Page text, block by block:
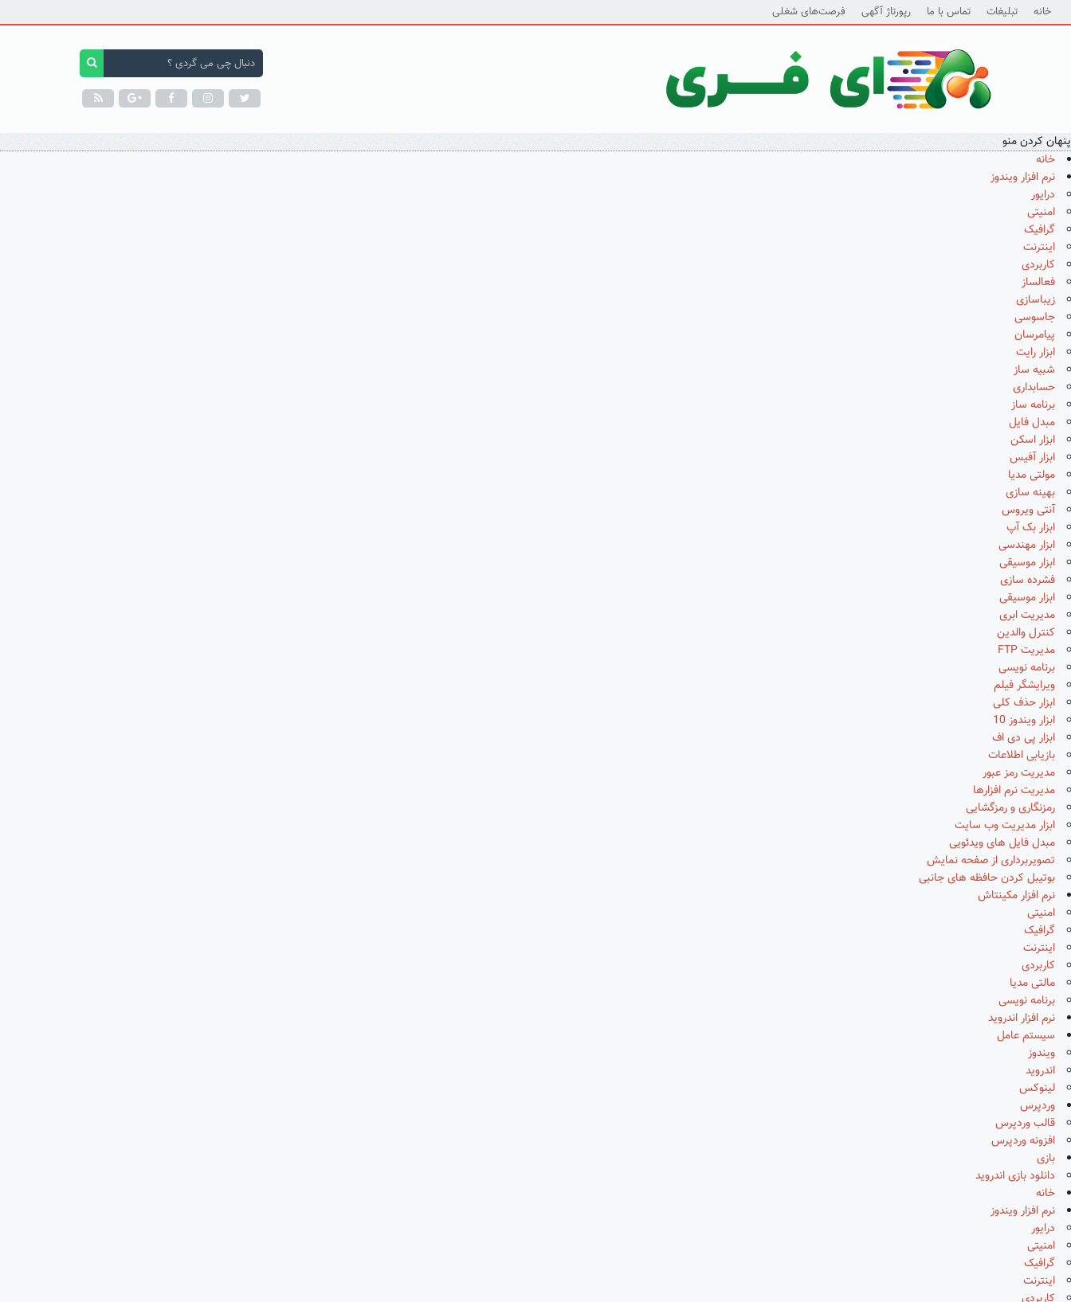
خانه تبلیغات تماس با ما رپورتاژ آگهی فرصت‌های شغلی
پنهان کردن منو
خانه
نرم افزار ویندوز
درایور
امنیتی
گرافیک
اینترنت
کاربردی
فعالساز
زیباسازی
جاسوسی
پیامرسان
ابزار رایت
شبیه ساز
حسابداری
برنامه ساز
مبدل فایل
ابزار اسکن
ابزار آفیس
مولتی مدیا
بهینه سازی
آنتی ویروس
ابزار بک آپ
ابزار مهندسی
ابزار موسیقی
فشرده سازی
ابزار موسیقی
مدیریت ابری
کنترل والدین
مدیریت FTP
برنامه نویسی
ویرایشگر فیلم
ابزار حذف کلی
ابزار ویندوز 10
ابزار پی دی اف
بازیابی اطلاعات
مدیریت رمز عبور
مدیریت نرم افزارها
رمزنگاری و رمزگشایی
ابزار مدیریت وب سایت
مبدل فایل های ویدئویی
تصویربرداری از صفحه نمایش
بوتیبل کردن حافظه های جانبی
نرم افزار مکینتاش
امنیتی
گرافیک
اینترنت
کاربردی
مالتی مدیا
برنامه نویسی
نرم افزار اندروید
سیستم عامل
ویندوز
اندروید
لینوکس
وردپرس
قالب وردپرس
افزونه وردپرس
بازی
دانلود بازی اندروید
خانه
نرم افزار ویندوز
درایور
امنیتی
گرافیک
اینترنت